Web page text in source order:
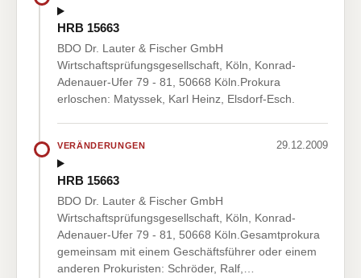
HRB 15663
BDO Dr. Lauter & Fischer GmbH
Wirtschaftsprüfungsgesellschaft, Köln, Konrad-
Adenauer-Ufer 79 - 81, 50668 Köln.Prokura
erloschen: Matyssek, Karl Heinz, Elsdorf-Esch.
VERÄNDERUNGEN 29.12.2009
HRB 15663
BDO Dr. Lauter & Fischer GmbH
Wirtschaftsprüfungsgesellschaft, Köln, Konrad-
Adenauer-Ufer 79 - 81, 50668 Köln.Gesamtprokura
gemeinsam mit einem Geschäftsführer oder einem
anderen Prokuristen: Schröder, Ralf,…